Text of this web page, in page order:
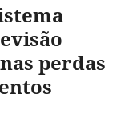
perdas